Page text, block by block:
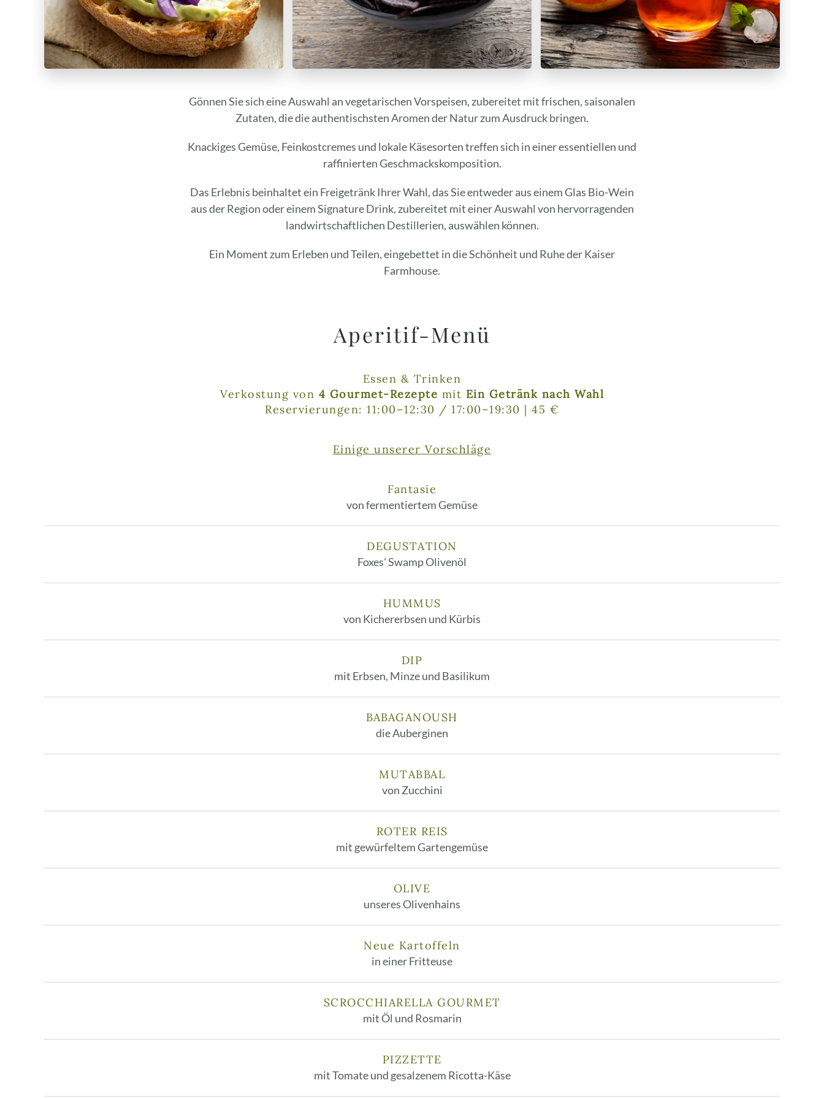
Gönnen Sie sich eine Auswahl an vegetarischen Vorspeisen, zubereitet mit frischen, saisonalen
Zutaten, die die authentischsten Aromen der Natur zum Ausdruck bringen.
Knackiges Gemüse, Feinkostcremes und lokale Käsesorten treffen sich in einer essentiellen und
raffinierten Geschmackskomposition.
Das Erlebnis beinhaltet ein Freigetränk Ihrer Wahl, das Sie entweder aus einem Glas Bio-Wein
aus der Region oder einem Signature Drink, zubereitet mit einer Auswahl von hervorragenden
landwirtschaftlichen Destillerien, auswählen können.
Ein Moment zum Erleben und Teilen, eingebettet in die Schönheit und Ruhe der Kaiser
Farmhouse.
Aperitif-Menü
Essen & Trinken
Verkostung von 4 Gourmet-Rezepte mit Ein Getränk nach Wahl
Reservierungen: 11:00–12:30 / 17:00–19:30 | 45 €
Einige unserer Vorschläge
Fantasie
von fermentiertem Gemüse
DEGUSTATION
Foxes' Swamp Olivenöl
HUMMUS
von Kichererbsen und Kürbis
DIP
mit Erbsen, Minze und Basilikum
BABAGANOUSH
die Auberginen
MUTABBAL
von Zucchini
ROTER REIS
mit gewürfeltem Gartengemüse
OLIVE
unseres Olivenhains
Neue Kartoffeln
in einer Fritteuse
SCROCCHIARELLA GOURMET
mit Öl und Rosmarin
PIZZETTE
mit Tomate und gesalzenem Ricotta-Käse